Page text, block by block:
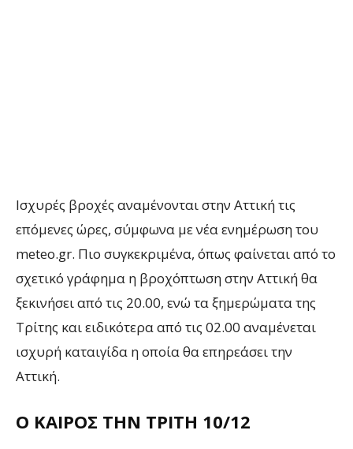
Ισχυρές βροχές αναμένονται στην Αττική τις
επόμενες ώρες, σύμφωνα με νέα ενημέρωση του
meteo.gr. Πιο συγκεκριμένα, όπως φαίνεται από το
σχετικό γράφημα η βροχόπτωση στην Αττική θα
ξεκινήσει από τις 20.00, ενώ τα ξημερώματα της
Τρίτης και ειδικότερα από τις 02.00 αναμένεται
ισχυρή καταιγίδα η οποία θα επηρεάσει την
Αττική.
Ο ΚΑΙΡΌΣ ΤΗΝ ΤΡΊΤΗ 10/12